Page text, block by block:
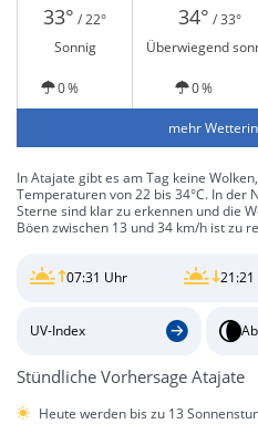
33° / 22° 34° / 33°
Sonnig
Überwiegend
0 % 0 %
mehr
In Atajate gibt es am Tag keine
Temperaturen von 22 bis 34°C. In der
Sterne sind klar zu erkennen und die
Böen zwischen 13 und 34 km/h ist zu
07:31 Uhr
UV-Index
Stündliche Vorhersage Atajate
Heute werden bis zu 13